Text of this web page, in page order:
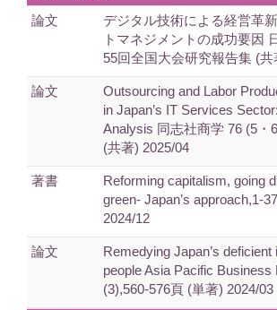
論文
デジタル技術による経営革
トマネジメントの成功要因
55回全国大会研究報告集 (共
論文
Outsourcing and Labor
in Japan’s IT Services
Analysis 同志社商学 76 (5・
(共著) 2025/04
著書
Reforming capitalism, going
green- Japan’s approach,1-
2024/12
論文
Remedying Japan’s
people Asia Pacific Business
(3),560-576頁 (単著) 2024/03